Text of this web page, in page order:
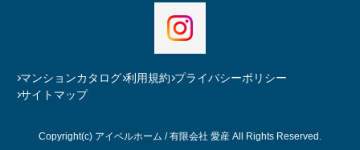
マンションカタログ 利用規約 プライバシーポリシー
サイトマップ
Copyright(c) アイベルホーム / 有限会社 愛産 All Rights Reserved.